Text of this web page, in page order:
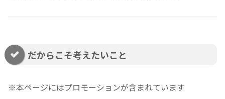
だからこそ考えたいこと
※本ページにはプロモーションが含まれています